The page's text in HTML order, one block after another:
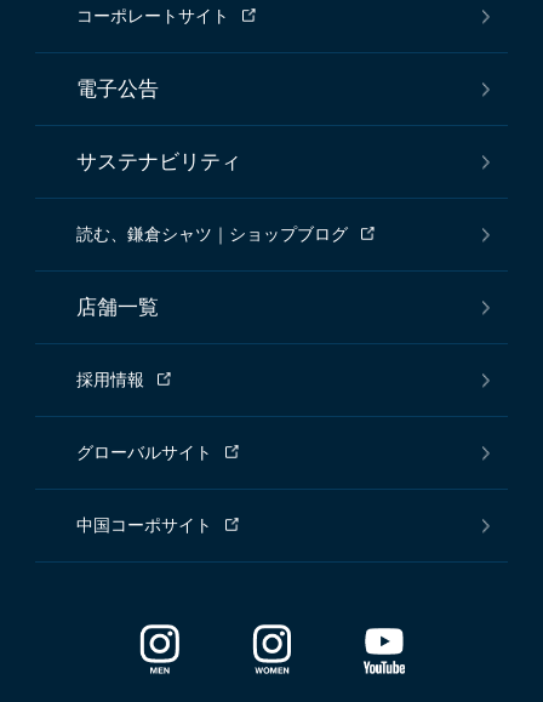
コーポレートサイト
電子公告
サステナビリティ
読む、鎌倉シャツ｜ショップブログ
店舗一覧
採用情報
グローバルサイト
中国コーポサイト